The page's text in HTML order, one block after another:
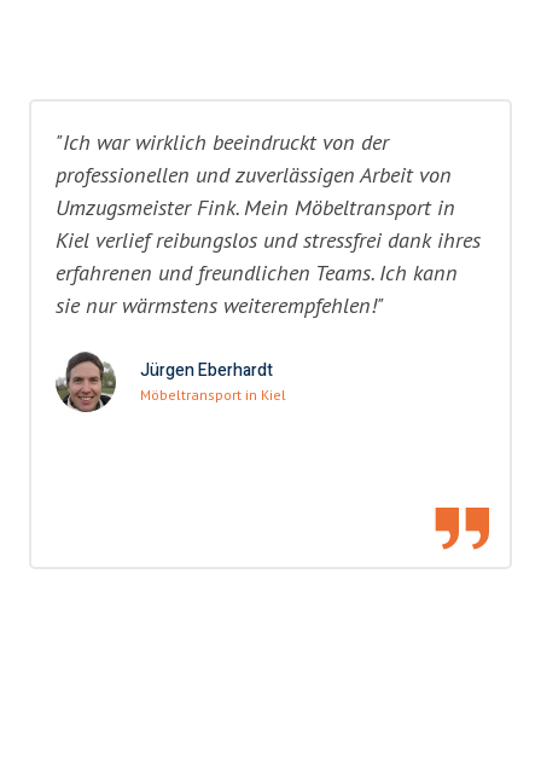
"Ich war wirklich beeindruckt von der
professionellen und zuverlässigen Arbeit von
Umzugsmeister Fink. Mein Möbeltransport in
Kiel verlief reibungslos und stressfrei dank ihres
erfahrenen und freundlichen Teams. Ich kann
sie nur wärmstens weiterempfehlen!"
Jürgen Eberhardt
Möbeltransport in Kiel